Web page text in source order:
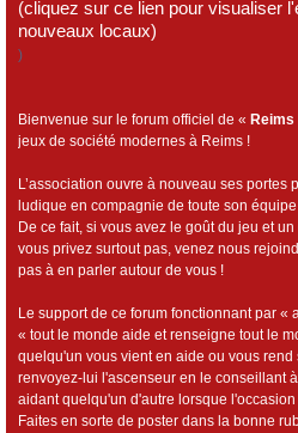
(cliquez sur ce lien pour visualiser
nouveaux locaux)
)
Bienvenue sur le forum officiel de «
jeux de société modernes à Reims !
L’association ouvre à nouveau ses portes
ludique en compagnie de toute son
De ce fait, si vous avez le goût du jeu et
vous privez surtout pas, venez nous
pas à en parler autour de vous !
Le support de ce forum fonctionnant par «
« tout le monde aide et renseigne tout le
quelqu'un vous vient en aide ou vous
renvoyez-lui l'ascenseur en le conseillant
aidant quelqu'un d'autre lorsque l'occasion
Faites en sorte de poster dans la bonne